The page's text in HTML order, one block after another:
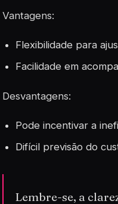
Vantagens:
Flexibilidade para
Facilidade em
Desvantagens:
Pode incentivar a
Difícil previsão do
Lembre-se, a